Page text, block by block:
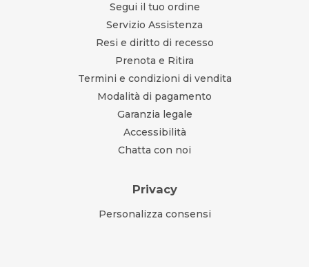
Segui il tuo ordine
Servizio Assistenza
Resi e diritto di recesso
Prenota e Ritira
Termini e condizioni di vendita
Modalità di pagamento
Garanzia legale
Accessibilità
Chatta con noi
Privacy
Personalizza consensi